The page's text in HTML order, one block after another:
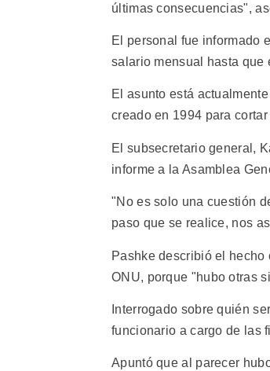
últimas consecuencias",
El personal fue informado
salario mensual hasta que
El asunto está
creado en 1994 para
El subsecretario general,
informe a la Asamblea
"No es solo una cuestión
paso que se realice, nos
Pashke describió el
ONU, porque "hubo otras
Interrogado sobre quién
funcionario a cargo de las
Apuntó que al parecer